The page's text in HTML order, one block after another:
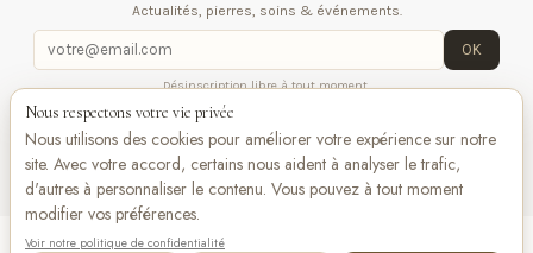
Actualités, pierres, soins & événements.
OK
Désinscription libre à tout moment.
iqitlinksmanager module
nous
Nous respectons votre vie privée
Nous utilisons des cookies pour améliorer votre expérience sur notre
site. Avec votre accord, certains nous aident à analyser le trafic,
d'autres à personnaliser le contenu. Vous pouvez à tout moment
modifier vos préférences.
Voir notre politique de confidentialité